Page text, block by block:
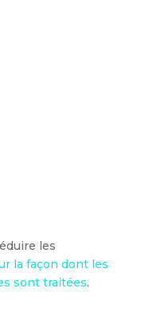
les
la façon dont les
sont traitées.